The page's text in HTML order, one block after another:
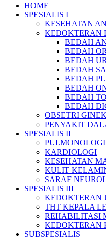
HOME
SPESIALIS I
KESEHATAN
KEDOKTERAN
BEDAH
BEDAH
BEDAH
BEDAH
BEDAH
BEDAH
BEDAH
BEDAH
OBSETRI
PENYAKIT
SPESIALIS II
PULMONOLOGI
KARDIOLOGI
KESEHATAN
KULIT
SARAF
SPESIALIS III
KEDOKTERAN
THT KEPALA
REHABILITASI
KEDOKTERAN
SUBSPESIALIS